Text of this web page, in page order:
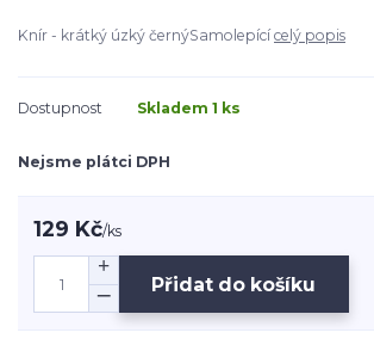
Knír - krátký úzký černýSamolepící celý popis
Dostupnost Skladem 1 ks
Nejsme plátci DPH
129 Kč/ks
Přidat do košíku